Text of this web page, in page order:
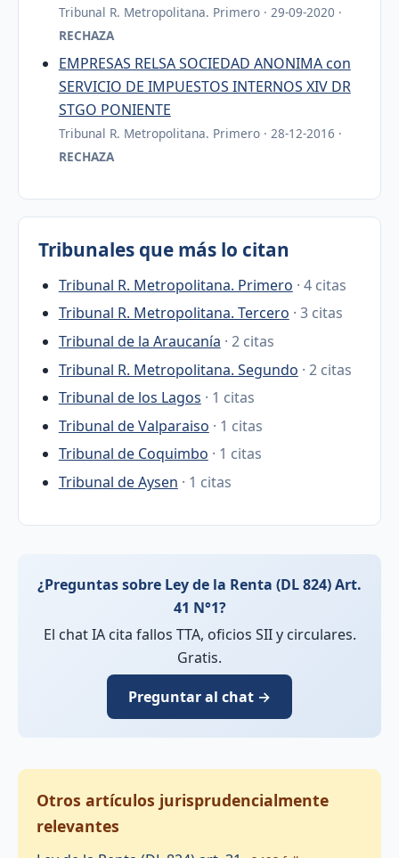
Tribunal R. Metropolitana. Primero · 29-09-2020 ·
RECHAZA
EMPRESAS RELSA SOCIEDAD ANONIMA con
SERVICIO DE IMPUESTOS INTERNOS XIV DR
STGO PONIENTE
Tribunal R. Metropolitana. Primero · 28-12-2016 ·
RECHAZA
Tribunales que más lo citan
Tribunal R. Metropolitana. Primero · 4 citas
Tribunal R. Metropolitana. Tercero · 3 citas
Tribunal de la Araucanía · 2 citas
Tribunal R. Metropolitana. Segundo · 2 citas
Tribunal de los Lagos · 1 citas
Tribunal de Valparaiso · 1 citas
Tribunal de Coquimbo · 1 citas
Tribunal de Aysen · 1 citas
¿Preguntas sobre Ley de la Renta (DL 824) Art.
41 N°1?
El chat IA cita fallos TTA, oficios SII y circulares.
Gratis.
Preguntar al chat →
Otros artículos jurisprudencialmente
relevantes